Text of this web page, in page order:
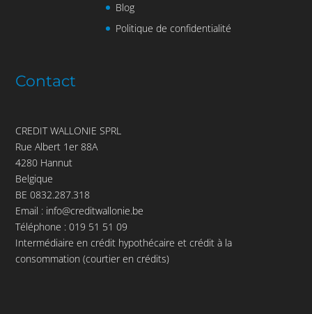
Blog
Politique de confidentialité
Contact
CREDIT WALLONIE SPRL
Rue Albert 1er 88A
4280 Hannut
Belgique
BE 0832.287.318
Email : info@creditwallonie.be
Téléphone :019 51 51 09
Intermédiaire en crédit hypothécaire et crédit à la
consommation (courtier en crédits)